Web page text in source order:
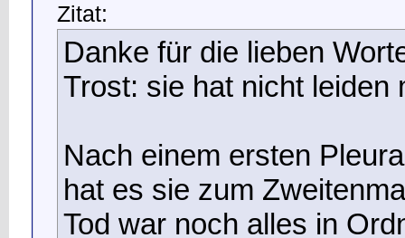
Zitat:
Danke für die lieben
Trost: sie hat nicht leiden
Nach einem ersten
hat es sie zum
Tod war noch alles in